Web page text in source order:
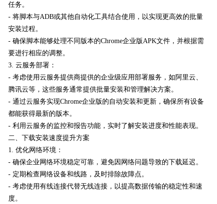
任务。
- 将脚本与ADB或其他自动化工具结合使用，以实现更高效的批量
安装过程。
- 确保脚本能够处理不同版本的Chrome企业版APK文件，并根据需
要进行相应的调整。
3. 云服务部署：
- 考虑使用云服务提供商提供的企业级应用部署服务，如阿里云、
腾讯云等，这些服务通常提供批量安装和管理解决方案。
- 通过云服务实现Chrome企业版的自动安装和更新，确保所有设备
都能获得最新的版本。
- 利用云服务的监控和报告功能，实时了解安装进度和性能表现。
二、下载安装速度提升方案
1. 优化网络环境：
- 确保企业网络环境稳定可靠，避免因网络问题导致的下载延迟。
- 定期检查网络设备和线路，及时排除故障点。
- 考虑使用有线连接代替无线连接，以提高数据传输的稳定性和速
度。